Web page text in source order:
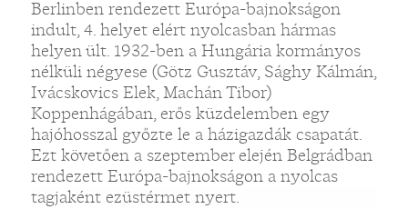
Berlinben rendezett Európa-bajnokságon
indult, 4. helyet elért nyolcasban hármas
helyen ült. 1932-ben a Hungária kormányos
nélküli négyese (Götz Gusztáv, Sághy Kálmán,
Ivácskovics Elek, Machán Tibor)
Koppenhágában, erős küzdelemben egy
hajóhosszal győzte le a házigazdák csapatát.
Ezt követően a szeptember elején Belgrádban
rendezett Európa-bajnokságon a nyolcas
tagjaként ezüstérmet nyert.